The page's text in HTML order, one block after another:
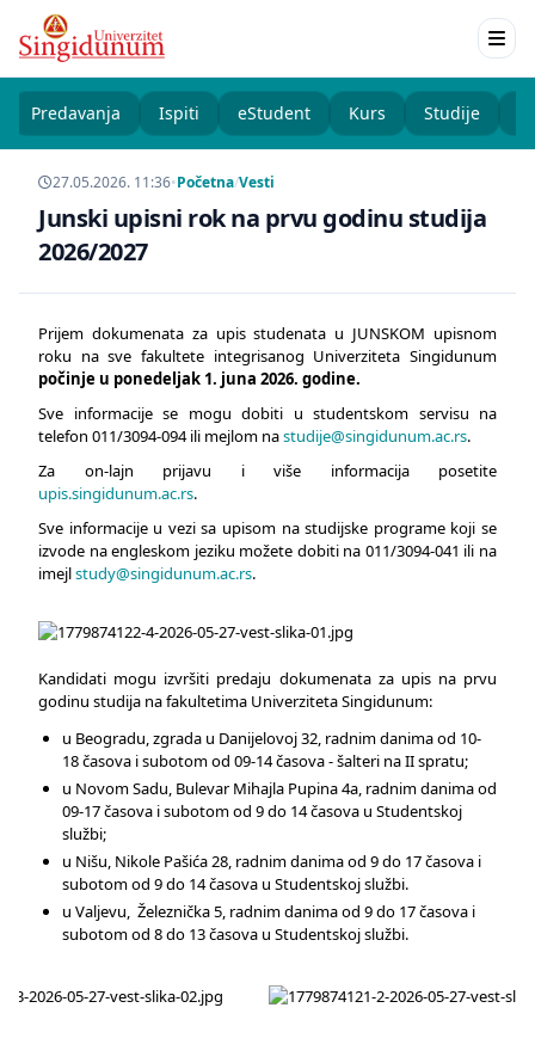
Predavanja Ispiti eStudent Kurs Studije
27.05.2026. 11:36•Početna/Vesti
Junski upisni rok na prvu godinu studija
2026/2027
Prijem dokumenata za upis studenata u JUNSKOM upisnom
roku na sve fakultete integrisanog Univerziteta Singidunum
počinje u ponedeljak 1. juna 2026. godine.
Sve informacije se mogu dobiti u studentskom servisu na
telefon 011/3094-094 ili mejlom nastudije@singidunum.ac.rs.
Za on-lajn prijavu i više informacija posetite
upis.singidunum.ac.rs.
Sve informacije u vezi sa upisom na studijske programe koji se
izvode na engleskom jeziku možete dobiti na 011/3094-041 ili na
imejlstudy@singidunum.ac.rs.
Kandidati mogu izvršiti predaju dokumenata za upis na prvu
godinu studija na fakultetima Univerziteta Singidunum:
u Beogradu, zgrada u Danijelovoj 32, radnim danima od 10-
18 časova i subotom od 09-14 časova - šalteri na II spratu;
u Novom Sadu, Bulevar Mihajla Pupina 4a, radnim danima od
09-17 časova i subotom od 9 do 14 časova u Studentskoj
službi;
u Nišu, Nikole Pašića 28, radnim danima od 9 do 17 časova i
subotom od 9 do 14 časova u Studentskoj službi.
u Valjevu, Železnička 5, radnim danima od 9 do 17 časova i
subotom od 8 do 13 časova u Studentskoj službi.